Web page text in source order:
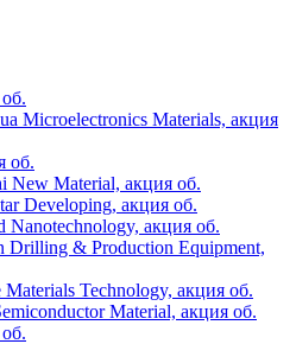
Microelectronics Materials, акция
об.
New Material, акция об.
Developing, акция об.
Nanotechnology, акция об.
Drilling & Production Equipment,
Technology, акция об.
Material, акция об.